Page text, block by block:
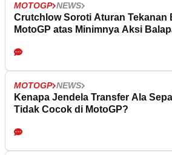
MOTOGP NEWS
Crutchlow Soroti Aturan Tekanan
MotoGP atas Minimnya Aksi
MOTOGP NEWS
Kenapa Jendela Transfer Ala
Tidak Cocok di MotoGP?